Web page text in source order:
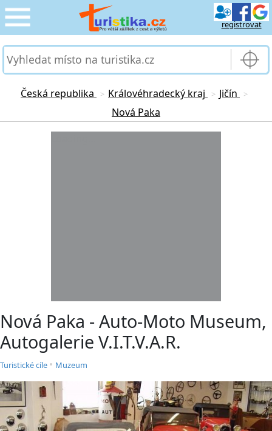
registrovat
CESTOVÁNÍ
SLUŽBY & DOPRAVA
Česká republika > Královéhradecký kraj > Jičín >
Nová Paka
Nová Paka - Auto-Moto Museum,
Autogalerie V.I.T.V.A.R.
Turistické cíle • Muzeum